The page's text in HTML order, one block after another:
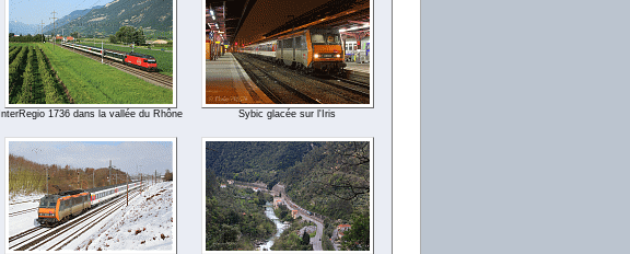
InterRegio 1736 dans la vallée du Rhône Sybic glacée sur l'Iris